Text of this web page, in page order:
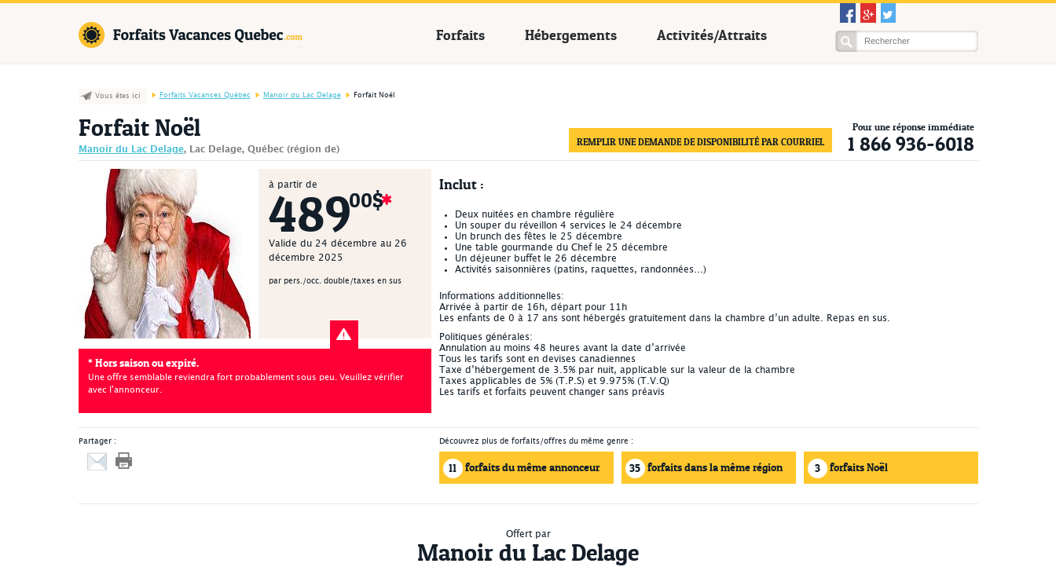
Forfaits Hébergements Activités/Attraits
Vous êtes ici Forfaits Vacances Québec Manoir du Lac Delage Forfait Noël
Forfait Noël
Manoir du Lac Delage, Lac Delage, Québec (région de)
Pour une réponse immédiate
1 866 936-6018
REMPLIR UNE DEMANDE DE DISPONIBILITÉ PAR COURRIEL
à partir de
48900$
Valide du 24 décembre au 26
décembre 2025
par pers./occ. double/taxes en sus
* Hors saison ou expiré.
Une offre semblable reviendra fort probablement sous peu. Veuillez vérifier
avec l'annonceur.
Inclut :
Deux nuitées en chambre régulière
Un souper du réveillon 4 services le 24 décembre
Un brunch des fêtes le 25 décembre
Une table gourmande du Chef le 25 décembre
Un déjeuner buffet le 26 décembre
Activités saisonnières (patins, raquettes, randonnées...)
Informations additionnelles:
Arrivée à partir de 16h, départ pour 11h
Les enfants de 0 à 17 ans sont hébergés gratuitement dans la chambre d’un adulte. Repas en sus.
Politiques générales:
Annulation au moins 48 heures avant la date d’arrivée
Tous les tarifs sont en devises canadiennes
Taxe d’hébergement de 3.5% par nuit, applicable sur la valeur de la chambre
Taxes applicables de 5% (T.P.S) et 9.975% (T.V.Q)
Les tarifs et forfaits peuvent changer sans préavis
Partager : Découvrez plus de forfaits/offres du même genre :
11 forfaits du même annonceur 35 forfaits dans la même région 3 forfaits Noël
Offert par
Manoir du Lac Delage